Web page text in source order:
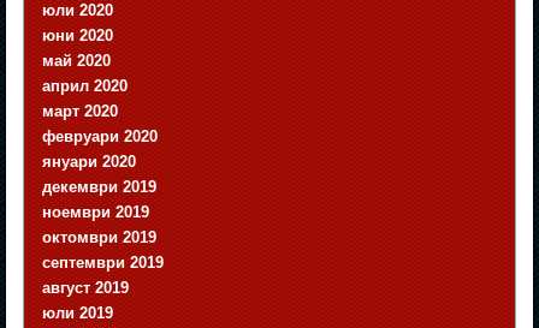
юли 2020
юни 2020
май 2020
април 2020
март 2020
февруари 2020
януари 2020
декември 2019
ноември 2019
октомври 2019
септември 2019
август 2019
юли 2019